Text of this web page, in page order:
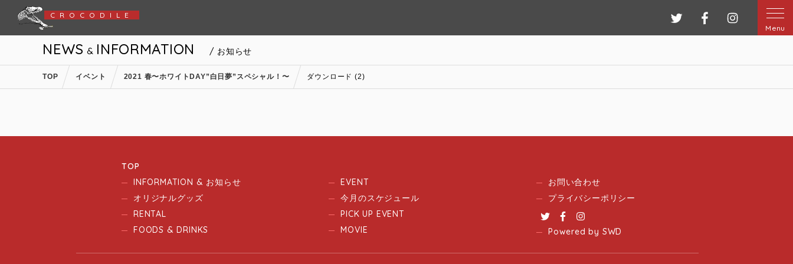
CROCODILE ツイッターフェイスブック
インスタグ
Menu
NEWS & INFORMATION / お知らせ
TOP イベント 2021 春〜ホワイトDAY”白日夢”スペシャル！〜 ダウンロード (2)
TOP
INFORMATION & お知らせ
オリジナルグッズ
RENTAL
FOODS & DRINKS
EVENT
今月のスケジュール
PICK UP EVENT
MOVIE
お問い合わせ
プライバシーポリシー
TwitterFacebook
Powered by SWD